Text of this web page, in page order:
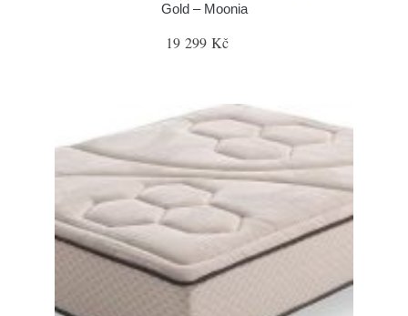
Gold – Moonia
19 299 Kč